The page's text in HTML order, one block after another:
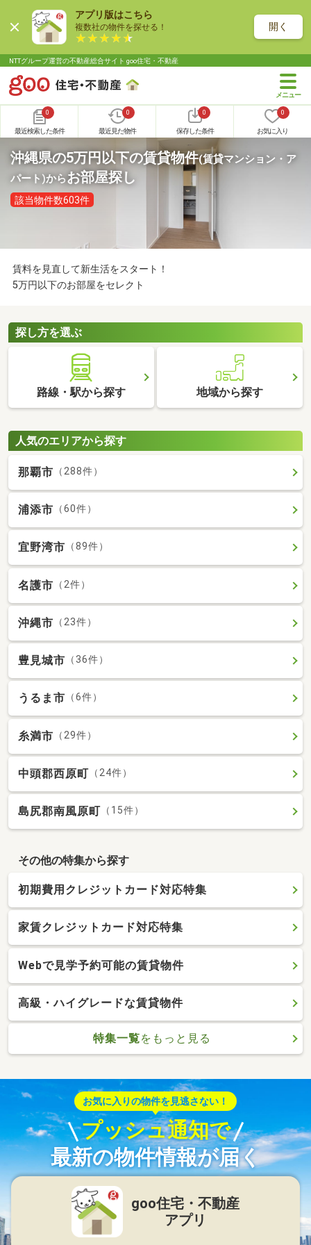
アプリ版はこちら
複数社の物件を探せる！ 開く
NTTグループ運営の不動産総合サイト goo住宅・不動産
0
最近検索した条件
0
最近見た物件
0
保存した条件
0
お気に入り
沖縄県の5万円以下の賃貸物件(賃貸マンション・ア
パート)からお部屋探し
該当物件数603件
賃料を見直して新生活をスタート！
5万円以下のお部屋をセレクト
探し方を選ぶ
路線・駅から探す 地域から探す
人気のエリアから探す
那覇市 （288件）
浦添市 （60件）
宜野湾市 （89件）
名護市 （2件）
沖縄市 （23件）
豊見城市 （36件）
うるま市 （6件）
糸満市 （29件）
中頭郡西原町 （24件）
島尻郡南風原町 （15件）
その他の特集から探す
初期費用クレジットカード対応特集
家賃クレジットカード対応特集
Webで見学予約可能の賃貸物件
高級・ハイグレードな賃貸物件
特集一覧をもっと見る
お気に入りの物件を見逃さない！
プッシュ通知で
最新の物件情報が届く
goo住宅・不動産
アプリ